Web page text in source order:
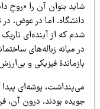
بتوان آن را «روحِ
اما در عوض، در
که از آینده‌ای تاریک
میانه زباله‌های ساختمانی،
فیزیکی و بی‌ارزش خود
پوشه‌ای پیدا
بودند. درون آن،